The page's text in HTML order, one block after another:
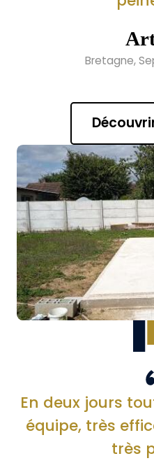
Bretagne,
En deux jours
équipe, très
très